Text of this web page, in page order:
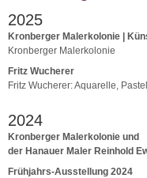
2025
Kronberger Malerkolonie |
Kronberger Malerkolonie
Fritz Wucherer
Fritz Wucherer: Aquarelle,
2024
Kronberger Malerkolonie und
der Hanauer Maler Reinhold
Frühjahrs-Ausstellung 2024